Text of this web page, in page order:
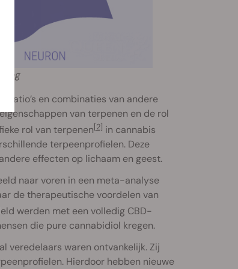
ratio’s en combinaties van andere
van terpenen en de rol
rol van terpenen[2] in cannabis
terpeenprofielen. Deze
effecten op lichaam en geest.
naar voren in een meta-analyse
de therapeutische voordelen van
werden met een volledig CBD-
die pure cannabidiol kregen.
veredelaars waren ontvankelijk. Zij
Hierdoor hebben nieuwe